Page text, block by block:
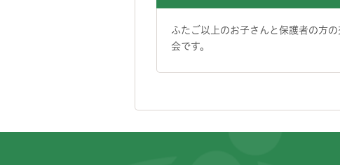
ふたご以上のお子さんと保護者の方の
会です。